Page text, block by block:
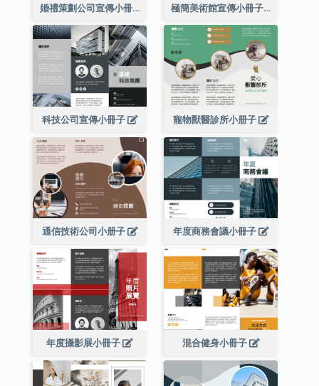
婚禮策劃公司宣傳小冊子 極簡美術館宣傳小冊子
科技公司宣傳小冊子 寵物獸醫診所小册子
通信技術公司小册子 年度商務會議小冊子
年度攝影展小冊子 混合健身小冊子